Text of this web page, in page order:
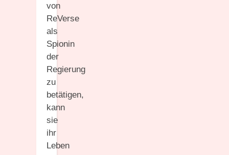
von
ReVerse
als
Spionin
der
Regierung
zu
betätigen,
kann
sie
ihr
Leben